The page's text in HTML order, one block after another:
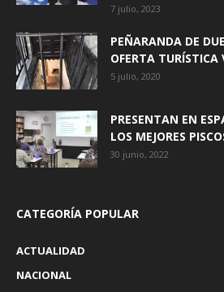
7 julio, 2023
PEÑARANDA DE
OFERTA TURÍSTICA
5 julio, 2020
PRESENTAN EN
LOS MEJORES
30 junio, 2022
CATEGORÍA POPULAR
ACTUALIDAD
NACIONAL